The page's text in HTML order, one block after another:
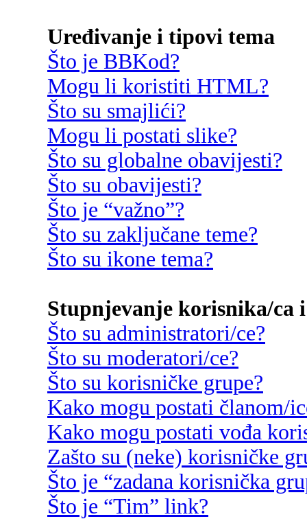
Uređivanje i tipovi tema
Što je BBKod?
Mogu li koristiti HTML?
Što su smajlići?
Mogu li postati slike?
Što su globalne obavijesti?
Što su obavijesti?
Što je “važno”?
Što su zaključane teme?
Što su ikone tema?
Stupnjevanje korisnika/ca
Što su administratori/ce?
Što su moderatori/ce?
Što su korisničke grupe?
Kako mogu postati članom/
Kako mogu postati vođa
Zašto su (neke) korisničke
Što je “zadana korisnička
Što je “Tim” link?